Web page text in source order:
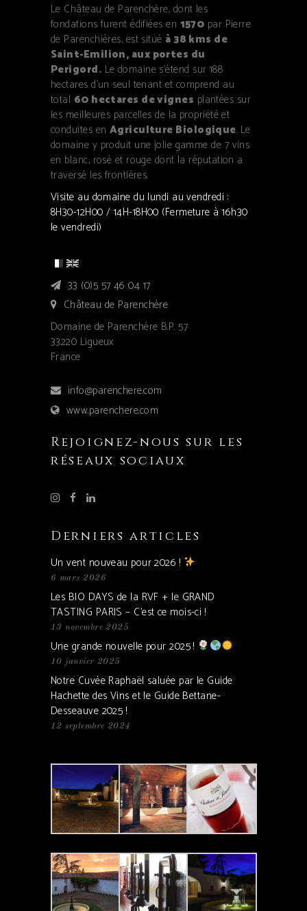
Le Château de Parenchère, dont les
fondations furent édifiées en 1570 par Pierre
de Parenchières, est situé à 38 kms de
Saint-Emilion, aux portes du
Perigord. Le domaine s'étend sur 188
hectares d'un seul tenant et comprend au
total 60 hectares de vignes plantées sur
les meilleures parcelles de la propriété et
conduites en Agriculture Biologique. Le
domaine y produit une jolie gamme de 7 vins
en blanc, rosé et rouge dont la réputation a
traversé les frontières.
Visite au domaine du lundi au vendredi :
8H30-12H00 / 14H-18H00 (Fermeture à 16h30
le vendredi)
33 (0)5 57 46 04 17
Château de Parenchère
Domaine de Parenchère B.P. 57
33220 Ligueux
France
info@parenchere.com
www.parenchere.com
Rejoignez-nous sur les
réseaux sociaux
Derniers articles
Un vent nouveau pour 2026 !
6 mars 2026
Les BIO DAYS de la RVF + le GRAND
TASTING PARIS – C’est ce mois-ci !
13 novembre 2025
Une grande nouvelle pour 2025 !
10 janvier 2025
Notre Cuvée Raphaël saluée par le Guide
Hachette des Vins et le Guide Bettane-
Desseauve 2025 !
12 septembre 2024